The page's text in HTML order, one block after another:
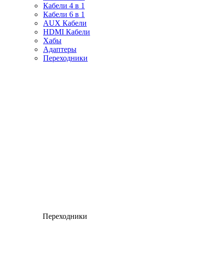
Кабели 4 в 1
Кабели 6 в 1
AUX Кабели
HDMI Кабели
Хабы
Адаптеры
Переходники
Переходники